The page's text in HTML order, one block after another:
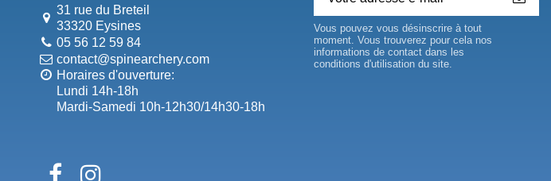
31 rue du Breteil
33320 Eysines
05 56 12 59 84
contact@spinearchery.com
Horaires d'ouverture:
Lundi 14h-18h
Mardi-Samedi 10h-12h30/14h30-18h
Vous pouvez vous désinscrire à tout
moment. Vous trouverez pour cela nos
informations de contact dans les
conditions d'utilisation du site.